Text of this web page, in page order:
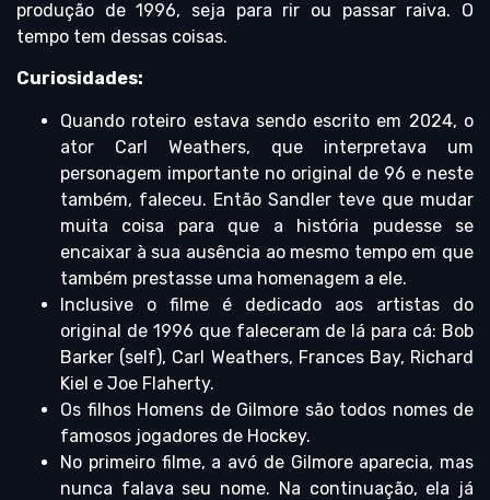
produção de 1996, seja para rir ou passar raiva. O
tempo tem dessas coisas.
Curiosidades:
Quando roteiro estava sendo escrito em 2024, o
ator Carl Weathers, que interpretava um
personagem importante no original de 96 e neste
também, faleceu. Então Sandler teve que mudar
muita coisa para que a história pudesse se
encaixar à sua ausência ao mesmo tempo em que
também prestasse uma homenagem a ele.
Inclusive o filme é dedicado aos artistas do
original de 1996 que faleceram de lá para cá: Bob
Barker (self), Carl Weathers, Frances Bay, Richard
Kiel e Joe Flaherty.
Os filhos Homens de Gilmore são todos nomes de
famosos jogadores de Hockey.
No primeiro filme, a avó de Gilmore aparecia, mas
nunca falava seu nome. Na continuação, ela já